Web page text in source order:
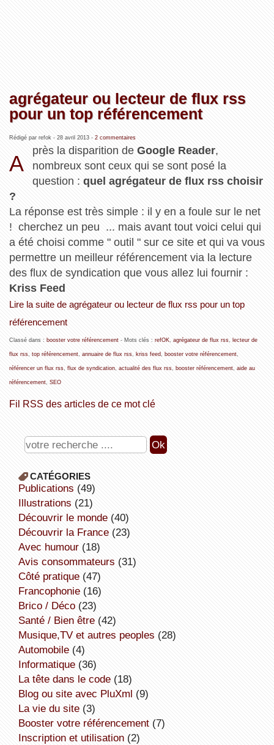
agrégateur ou lecteur de flux rss
pour un top référencement
Rédigé par refok - 28 avril 2013- 2 commentaires
A
près la disparition deGoogle Reader,
nombreux sont ceux qui se sont posé la
question :quel agrégateur de flux rss choisir
?
La réponse est très simple : il y en a foule sur le net
! cherchez un peu ... mais avant tout voici celui qui
a été choisi comme " outil " sur ce site et qui va vous
permettre un meilleur référencement via la lecture
des flux de syndication que vous allez lui fournir :
Kriss Feed
Lire la suite de agrégateur ou lecteur de flux rss pour un top
référencement
Classé dans : booster votre référencement- Mots clés : refOK, agrégateur de flux rss, lecteur de
flux rss, top référencement, annuaire de flux rss, kriss feed booster votre référencement,
référencer un flux rss, flux de syndication, actualité des flux rss, booster référencement, aide au
référencement, SEO
Fil RSS des articles de ce mot clé
CATÉGORIES
publications (49)
illustrations (21)
découvrir le monde(40)
découvrir la France(23)
avec humour(18)
avis consommateurs (31)
côté pratique(47)
Francophonie(16)
Brico / Déco(23)
Santé / Bien être(42)
Musique,TV et autres peoples (28)
Automobile(4)
informatique(36)
la tête dans le code(18)
Blog ou site avec PluXml (9)
la vie du site(3)
booster votre référencement(7)
inscription et utilisation(2)